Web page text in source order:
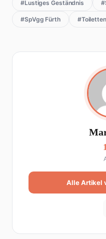
#Lustiges Geständnis
#SpVgg Fürth
Alle Artikel